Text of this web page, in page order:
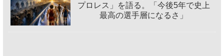
プロレス」を語る。「今後5年で史上
最高の選手層になるさ」